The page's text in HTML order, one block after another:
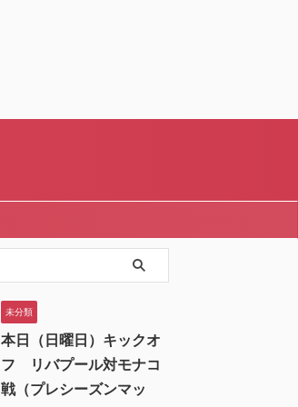
未分類
本日（日曜日）キックオ
フ リバプール対モナコ
戦（プレシーズンマッ